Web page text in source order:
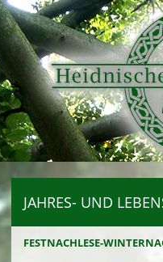
JAHRES- UND
FESTNACHLESE-